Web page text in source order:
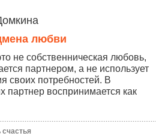
любви
не собственническая любовь,
партнером, а не использует
своих потребностей. В
партнер воспринимается как